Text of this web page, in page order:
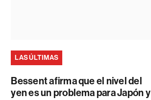
LAS ÚLTIMAS
Bessent afirma que el nivel del
yen es un problema para Japón y